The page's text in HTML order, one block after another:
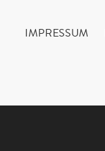
IMPRESSUM